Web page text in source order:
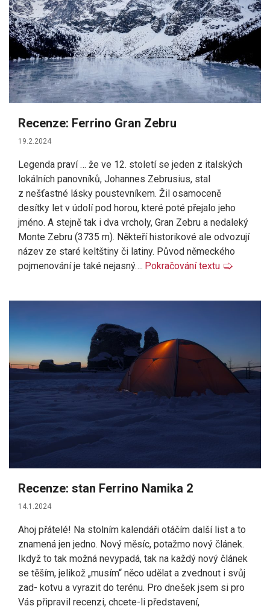
Recenze: Ferrino Gran Zebru
19.2.2024
Legenda praví … že ve 12. století se jeden z italských
lokálních panovníků, Johannes Zebrusius, stal
z nešťastné lásky poustevníkem. Žil osamoceně
desítky let v údolí pod horou, které poté přejalo jeho
jméno. A stejně tak i dva vrcholy, Gran Zebru a nedaleký
Monte Zebru (3735 m). Někteří historikové ale odvozují
název ze staré keltštiny či latiny. Původ německého
pojmenování je také nejasný…. Pokračování textu 🢡
Recenze: stan Ferrino Namika 2
14.1.2024
Ahoj přátelé! Na stolním kalendáři otáčím další list a to
znamená jen jedno. Nový měsíc, potažmo nový článek.
Ikdyž to tak možná nevypadá, tak na každý nový článek
se těším, jelikož „musím“ něco udělat a zvednout i svůj
zad- kotvu a vyrazit do terénu. Pro dnešek jsem si pro
Vás připravil recenzi, chcete-li představení,